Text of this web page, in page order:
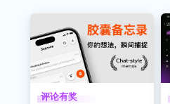
评论有奖